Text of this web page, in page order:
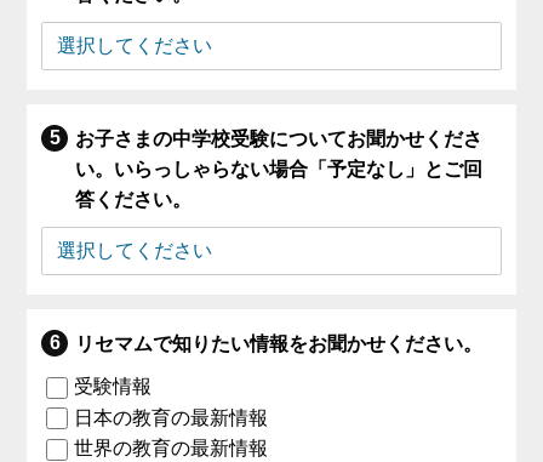
お子さまの中学校受験についてお聞かせくださ
い。いらっしゃらない場合「予定なし」とご回
答ください。
リセマムで知りたい情報をお聞かせください。
受験情報
日本の教育の最新情報
世界の教育の最新情報